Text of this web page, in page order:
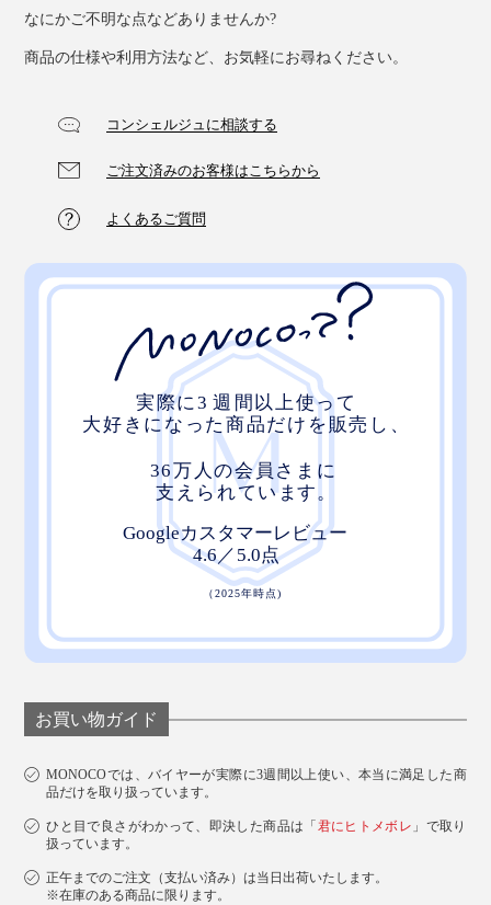
なにかご不明な点などありませんか?
商品の仕様や利用方法など、お気軽にお尋ねください。
コンシェルジュに相談する
ご注文済みのお客様はこちらから
よくあるご質問
お買い物ガイド
MONOCOでは、バイヤーが実際に3週間以上使い、本当に満足した商
品だけを取り扱っています。
ひと目で良さがわかって、即決した商品は「君にヒトメボレ 」で取り
扱っています。
正午までのご注文（支払い済み）は当日出荷いたします。
※在庫のある商品に限ります。